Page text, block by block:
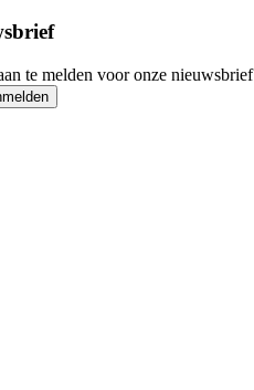
te melden voor onze nieuwsbrief